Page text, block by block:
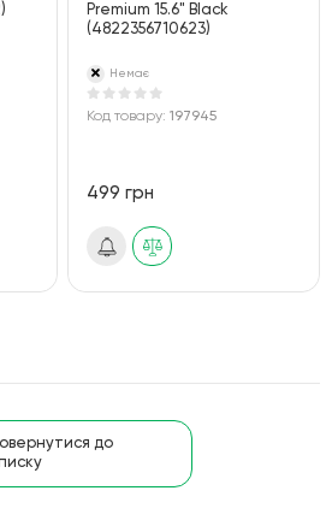
Premium 15.6" Black
(4822356710623)
Немає
Код товару:197945
499 грн
до